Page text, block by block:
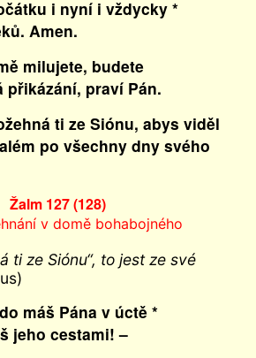
i nyní i vždycky *
Amen.
milujete, budete
přikázání, praví Pán.
ti ze Siónu, abys viděl
po všechny dny svého
Žalm 127 (128)
v domě bohabojného
ti ze Siónu“, to jest ze své
máš Pána v úctě *
cestami! –